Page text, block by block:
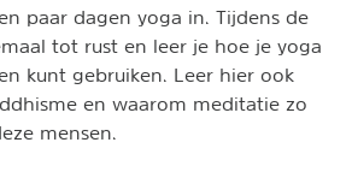
paar dagen yoga in. Tijdens de
tot rust en leer je hoe je yoga
kunt gebruiken. Leer hier ook
en waarom meditatie zo
mensen.